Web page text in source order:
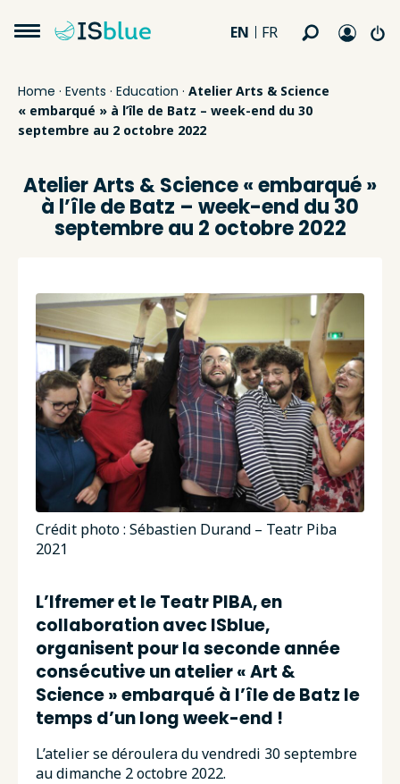
EN FR
Home · Events · Education · Atelier Arts & Science
« embarqué » à l’île de Batz – week-end du 30
septembre au 2 octobre 2022
Atelier Arts & Science « embarqué »
à l’île de Batz – week-end du 30
septembre au 2 octobre 2022
Crédit photo : Sébastien Durand – Teatr Piba
2021
L’Ifremer et le Teatr PIBA, en
collaboration avec ISblue,
organisent pour la seconde année
consécutive un atelier « Art &
Science » embarqué à l’île de Batz le
temps d’un long week-end !
L’atelier se déroulera du vendredi 30 septembre
au dimanche 2 octobre 2022.